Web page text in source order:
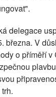
delegace
března. V
o příměří